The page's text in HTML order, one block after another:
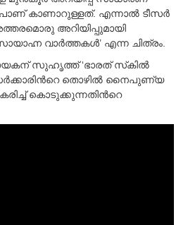
കാണാറുള്ളത്. എന്നാല്‍ ടീസര്‍
അറിയിപ്പുമായി
വാര്‍ത്തകള്‍’ എന്ന ചിത്രം.
സുഹൃത്ത് ‘ഭാരത് സ്‌കില്‍
തൊഴില്‍ നൈപുണ്യ
കൊടുക്കുന്നതിന്‍റെ